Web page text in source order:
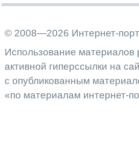
© 2008—2026 Интернет-
Использование материалов
активной гиперссылки на
с опубликованным
«по материалам интернет-